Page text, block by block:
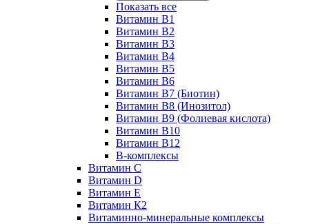
Показать все
Витамин B1
Витамин B2
Витамин B3
Витамин B4
Витамин B5
Витамин B6
Витамин B7 (Биотин)
Витамин B8 (Инозитол)
Витамин B9 (Фолиевая кислота)
Витамин B10
Витамин B12
B-комплексы
Витамин C
Витамин D
Витамин E
Витамин К2
Витаминно-минеральные комплексы